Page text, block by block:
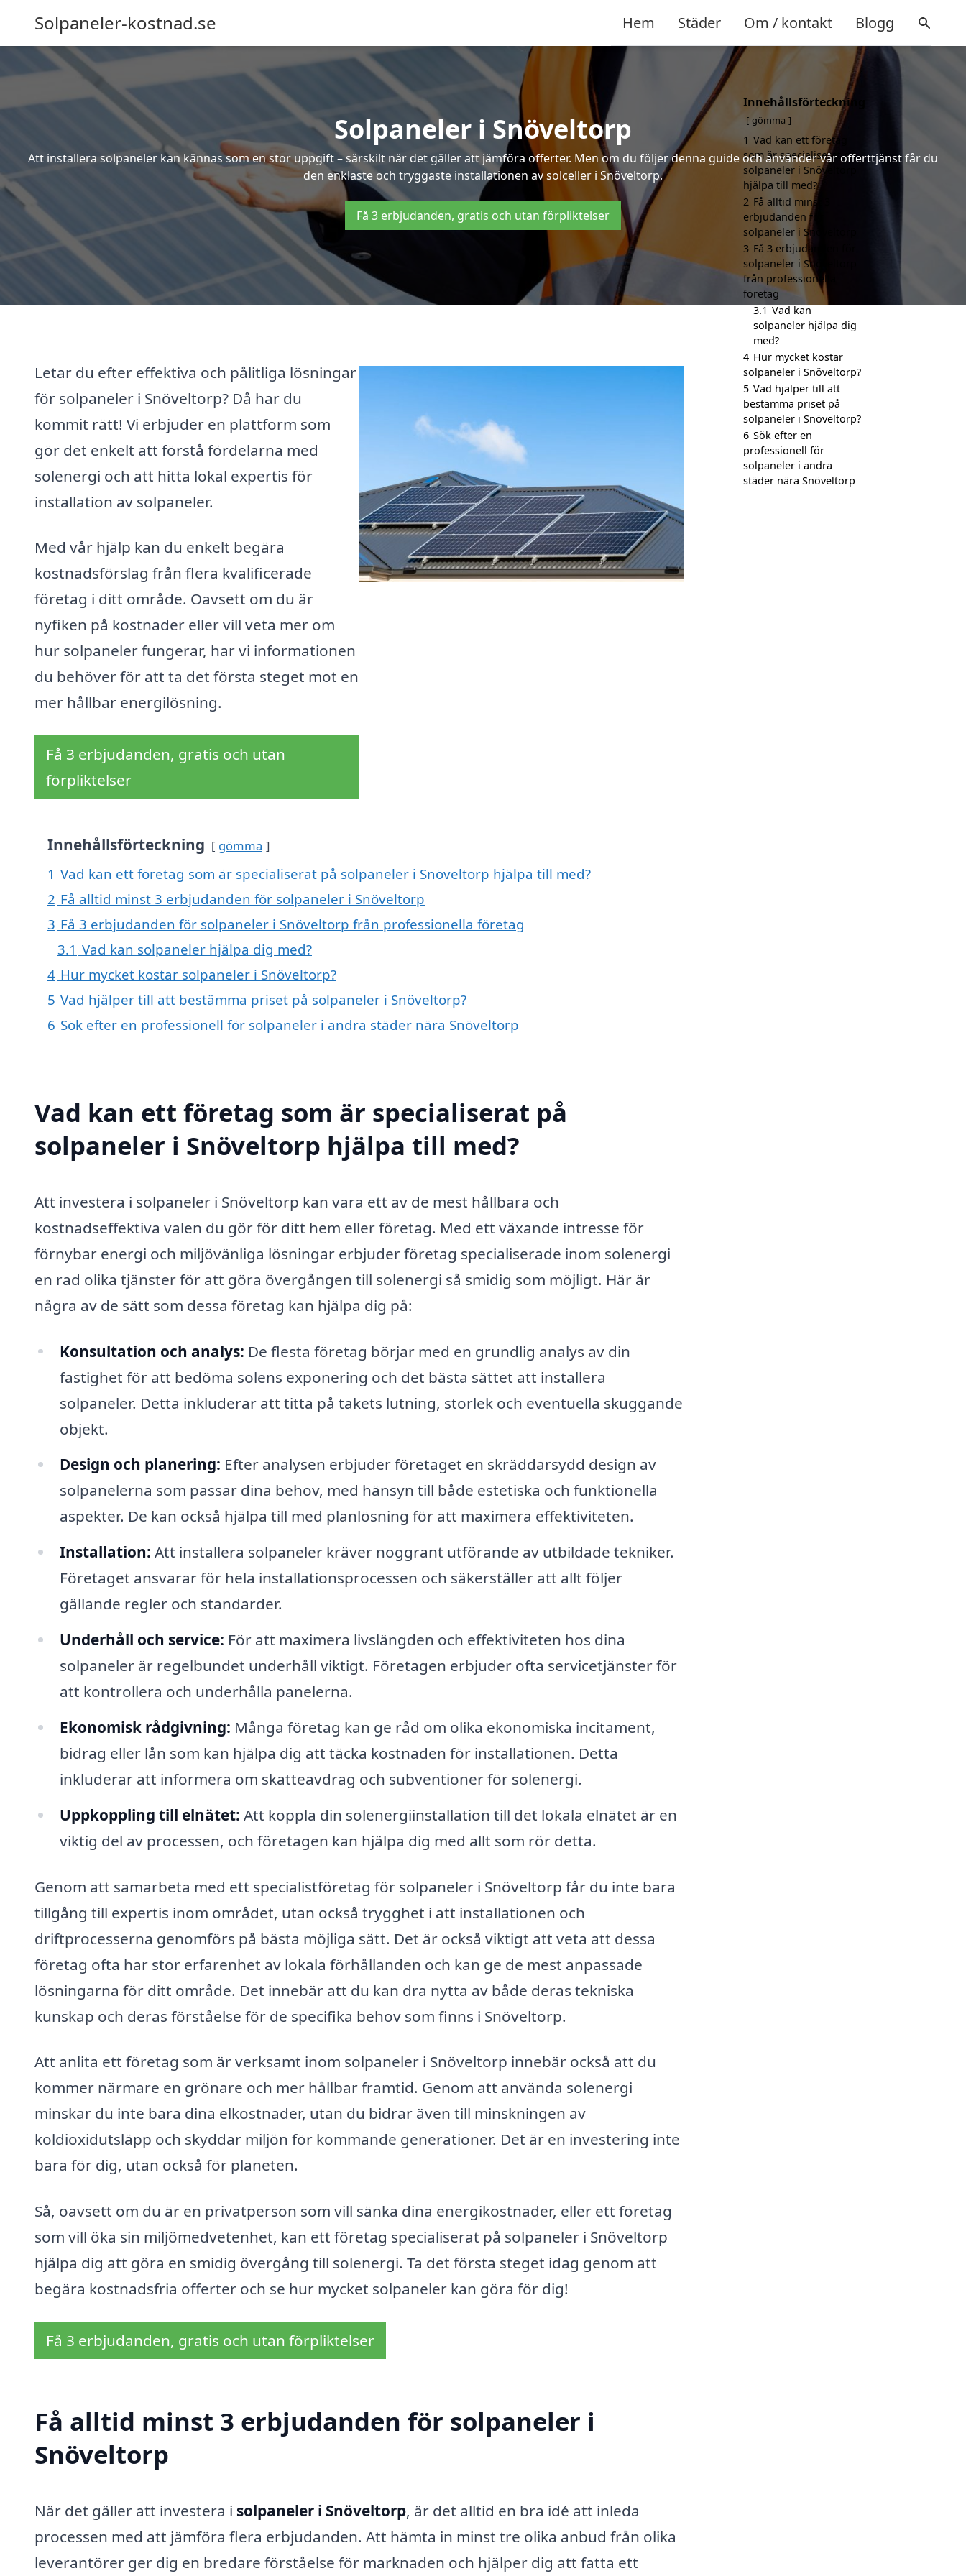
Solpaneler-kostnad.se Hem Städer Om / kontakt Blogg
Solpaneler i Snöveltorp
Att installera solpaneler kan kännas som en stor uppgift – särskilt när det gäller att jämföra offerter. Men om du följer denna guide och använder vår offerttjänst får du
den enklaste och tryggaste installationen av solceller i Snöveltorp.
Få 3 erbjudanden, gratis och utan förpliktelser
Letar du efter effektiva och pålitliga lösningar
för solpaneler i Snöveltorp? Då har du
kommit rätt! Vi erbjuder en plattform som
gör det enkelt att förstå fördelarna med
solenergi och att hitta lokal expertis för
installation av solpaneler.
Med vår hjälp kan du enkelt begära
kostnadsförslag från flera kvalificerade
företag i ditt område. Oavsett om du är
nyfiken på kostnader eller vill veta mer om
hur solpaneler fungerar, har vi informationen
du behöver för att ta det första steget mot en
mer hållbar energilösning.
Få 3 erbjudanden, gratis och utan
förpliktelser
Innehållsförteckning gömma
1 Vad kan ett företag som är specialiserat på solpaneler i Snöveltorp hjälpa till med?
2 Få alltid minst 3 erbjudanden för solpaneler i Snöveltorp
3 Få 3 erbjudanden för solpaneler i Snöveltorp från professionella företag
3.1 Vad kan solpaneler hjälpa dig med?
4 Hur mycket kostar solpaneler i Snöveltorp?
5 Vad hjälper till att bestämma priset på solpaneler i Snöveltorp?
6 Sök efter en professionell för solpaneler i andra städer nära Snöveltorp
Vad kan ett företag som är specialiserat på
solpaneler i Snöveltorp hjälpa till med?
Att investera i solpaneler i Snöveltorp kan vara ett av de mest hållbara och
kostnadseffektiva valen du gör för ditt hem eller företag. Med ett växande intresse för
förnybar energi och miljövänliga lösningar erbjuder företag specialiserade inom solenergi
en rad olika tjänster för att göra övergången till solenergi så smidig som möjligt. Här är
några av de sätt som dessa företag kan hjälpa dig på:
Konsultation och analys: De flesta företag börjar med en grundlig analys av din
fastighet för att bedöma solens exponering och det bästa sättet att installera
solpaneler. Detta inkluderar att titta på takets lutning, storlek och eventuella skuggande
objekt.
Design och planering: Efter analysen erbjuder företaget en skräddarsydd design av
solpanelerna som passar dina behov, med hänsyn till både estetiska och funktionella
aspekter. De kan också hjälpa till med planlösning för att maximera effektiviteten.
Installation: Att installera solpaneler kräver noggrant utförande av utbildade tekniker.
Företaget ansvarar för hela installationsprocessen och säkerställer att allt följer
gällande regler och standarder.
Underhåll och service: För att maximera livslängden och effektiviteten hos dina
solpaneler är regelbundet underhåll viktigt. Företagen erbjuder ofta servicetjänster för
att kontrollera och underhålla panelerna.
Ekonomisk rådgivning: Många företag kan ge råd om olika ekonomiska incitament,
bidrag eller lån som kan hjälpa dig att täcka kostnaden för installationen. Detta
inkluderar att informera om skatteavdrag och subventioner för solenergi.
Uppkoppling till elnätet: Att koppla din solenergiinstallation till det lokala elnätet är en
viktig del av processen, och företagen kan hjälpa dig med allt som rör detta.
Genom att samarbeta med ett specialistföretag för solpaneler i Snöveltorp får du inte bara
tillgång till expertis inom området, utan också trygghet i att installationen och
driftprocesserna genomförs på bästa möjliga sätt. Det är också viktigt att veta att dessa
företag ofta har stor erfarenhet av lokala förhållanden och kan ge de mest anpassade
lösningarna för ditt område. Det innebär att du kan dra nytta av både deras tekniska
kunskap och deras förståelse för de specifika behov som finns i Snöveltorp.
Att anlita ett företag som är verksamt inom solpaneler i Snöveltorp innebär också att du
kommer närmare en grönare och mer hållbar framtid. Genom att använda solenergi
minskar du inte bara dina elkostnader, utan du bidrar även till minskningen av
koldioxidutsläpp och skyddar miljön för kommande generationer. Det är en investering inte
bara för dig, utan också för planeten.
Så, oavsett om du är en privatperson som vill sänka dina energikostnader, eller ett företag
som vill öka sin miljömedvetenhet, kan ett företag specialiserat på solpaneler i Snöveltorp
hjälpa dig att göra en smidig övergång till solenergi. Ta det första steget idag genom att
begära kostnadsfria offerter och se hur mycket solpaneler kan göra för dig!
Få 3 erbjudanden, gratis och utan förpliktelser
Få alltid minst 3 erbjudanden för solpaneler i
Snöveltorp
När det gäller att investera i solpaneler i Snöveltorp, är det alltid en bra idé att inleda
processen med att jämföra flera erbjudanden. Att hämta in minst tre olika anbud från olika
leverantörer ger dig en bredare förståelse för marknaden och hjälper dig att fatta ett
Innehållsförteckning
gömma
1 Vad kan ett företag
som är specialiserat på
solpaneler i Snöveltorp
hjälpa till med?
2 Få alltid minst 3
erbjudanden för
solpaneler i Snöveltorp
3 Få 3 erbjudanden för
solpaneler i Snöveltorp
från professionella
företag
3.1 Vad kan
solpaneler hjälpa dig
med?
4 Hur mycket kostar
solpaneler i Snöveltorp?
5 Vad hjälper till att
bestämma priset på
solpaneler i Snöveltorp?
6 Sök efter en
professionell för
solpaneler i andra
städer nära Snöveltorp